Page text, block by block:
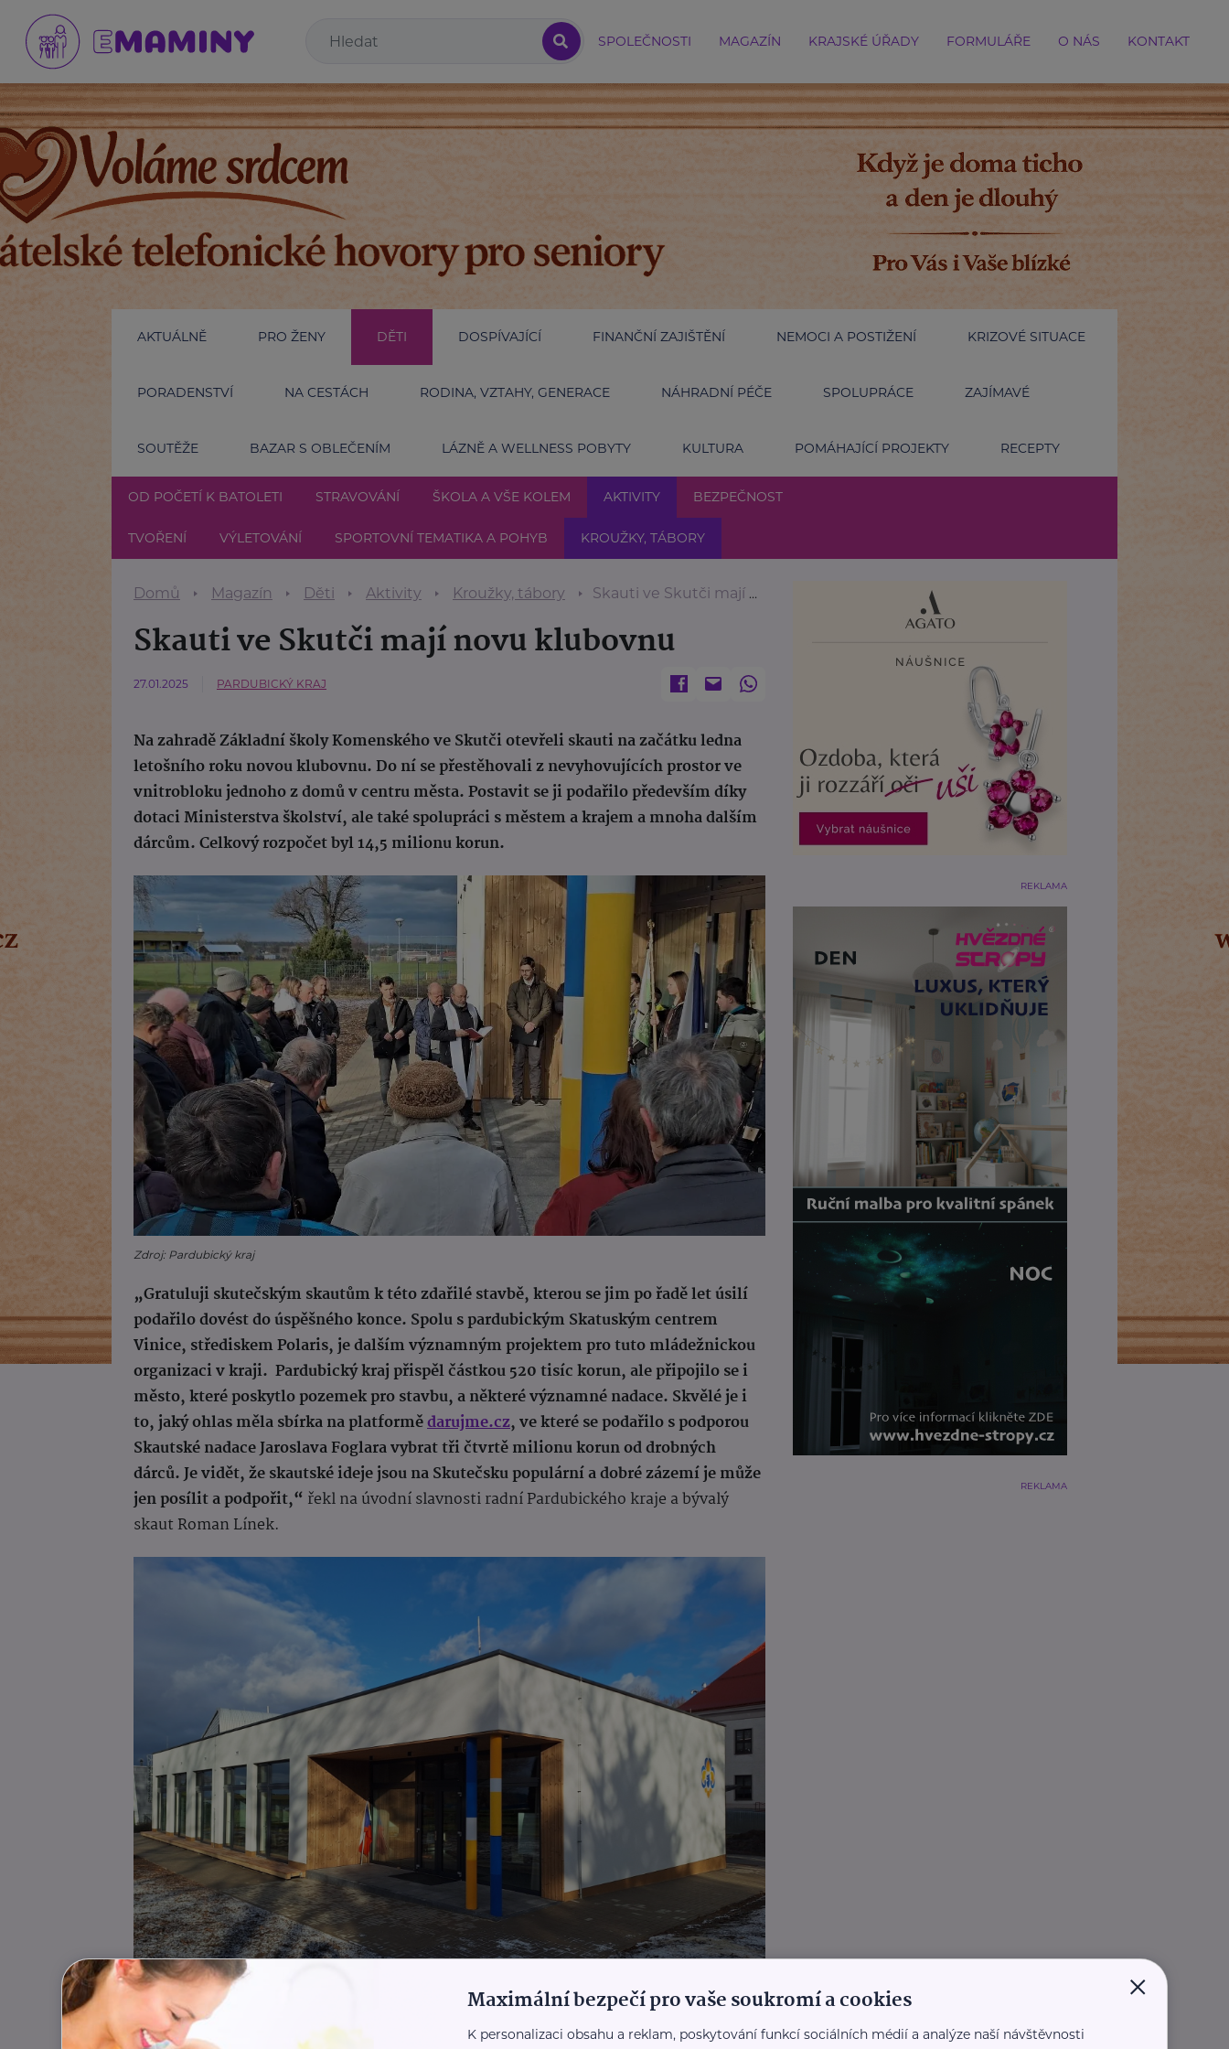
SPOLEČNOSTI MAGAZÍN KRAJSKÉ ÚŘADY FORMULÁŘE O NÁS KONTAKT
AKTUÁLNĚ PRO ŽENY DĚTI DOSPÍVAJÍCÍ FINANČNÍ ZAJIŠTĚNÍ NEMOCI A POSTIŽENÍ KRIZOVÉ SITUACE
PORADENSTVÍ NA CESTÁCH RODINA, VZTAHY, GENERACE NÁHRADNÍ PÉČE SPOLUPRÁCE ZAJÍMAVÉ
SOUTĚŽE BAZAR S OBLEČENÍM LÁZNĚ A WELLNESS POBYTY KULTURA POMÁHAJÍCÍ PROJEKTY RECEPTY
OD POČETÍ K BATOLETI STRAVOVÁNÍ ŠKOLA A VŠE KOLEM AKTIVITY BEZPEČNOST
TVOŘENÍ VÝLETOVÁNÍ SPORTOVNÍ TEMATIKA A POHYB KROUŽKY, TÁBORY
Domů Magazín Děti Aktivity Kroužky, tábory Skauti ve Skutči mají novu klubovnu
Skauti ve Skutči mají novu klubovnu
27.01.2025 PARDUBICKÝ KRAJ
Na zahradě Základní školy Komenského ve Skutči otevřeli skauti na začátku ledna
letošního roku novou klubovnu. Do ní se přestěhovali z nevyhovujících prostor ve
vnitrobloku jednoho z domů v centru města. Postavit se ji podařilo především díky
dotaci Ministerstva školství, ale také spolupráci s městem a krajem a mnoha dalším
dárcům. Celkový rozpočet byl 14,5 milionu korun.
Zdroj: Pardubický kraj
„Gratuluji skutečským skautům k této zdařilé stavbě, kterou se jim po řadě let úsilí
podařilo dovést do úspěšného konce. Spolu s pardubickým Skatuským centrem
Vinice, střediskem Polaris, je dalším významným projektem pro tuto mládežnickou
organizaci v kraji. Pardubický kraj přispěl částkou 520 tisíc korun, ale připojilo se i
město, které poskytlo pozemek pro stavbu, a některé významné nadace. Skvělé je i
to, jaký ohlas měla sbírka na platformědarujme.cz, ve které se podařilo s podporou
Skautské nadace Jaroslava Foglara vybrat tři čtvrtě milionu korun od drobných
dárců. Je vidět, že skautské ideje jsou na Skutečsku populární a dobré zázemí je může
jen posílit a podpořit,“ řekl na úvodní slavnosti radní Pardubického kraje a bývalý
skaut Roman Línek.
Stavba začala v listopadu 2023 a její architektonický návrh zpracovala členka místního
skautského střediska, architektka Petra Kocourková. Budova stojí na školní zahradě a
REKLAMA
REKLAMA
×
Maximální bezpečí pro vaše soukromí a cookies
K personalizaci obsahu a reklam, poskytování funkcí sociálních médií a analýze naší návštěvnosti